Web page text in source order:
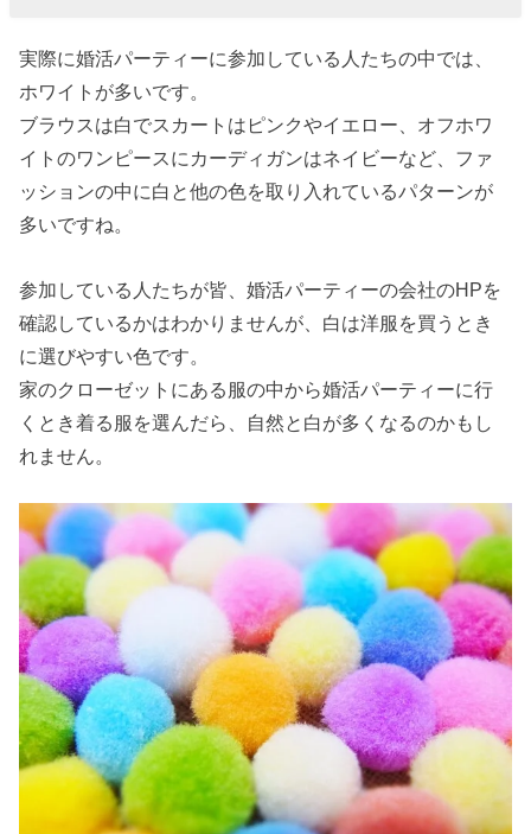
実際に婚活パーティーに参加している人たちの中では、
ホワイトが多いです。
ブラウスは白でスカートはピンクやイエロー、オフホワ
イトのワンピースにカーディガンはネイビーなど、ファ
ッションの中に白と他の色を取り入れているパターンが
多いですね。
参加している人たちが皆、婚活パーティーの会社のHPを
確認しているかはわかりませんが、白は洋服を買うとき
に選びやすい色です。
家のクローゼットにある服の中から婚活パーティーに行
くとき着る服を選んだら、自然と白が多くなるのかもし
れません。